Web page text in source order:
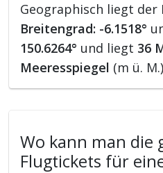
Geographisch liegt der
Breitengrad: -6.1518°
150.6264° und liegt 36
Meeresspiegel (m ü.
Wo kann man die
Flugtickets für